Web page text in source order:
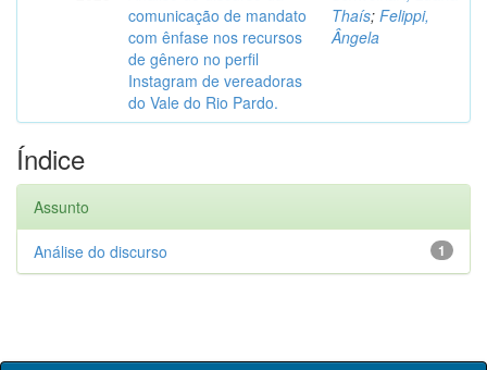
comunicação de mandato
com ênfase nos recursos
de gênero no perfil
Instagram de vereadoras
do Vale do Rio Pardo.
Thaís; Felippi,
Ângela
Índice
Assunto
1
Análise do discurso